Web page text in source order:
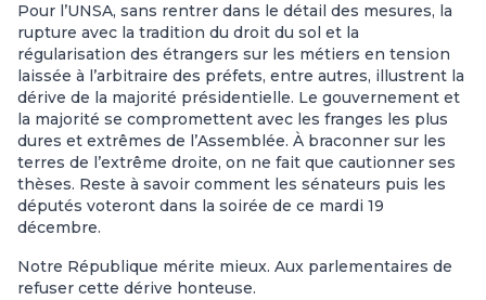
Pour l’UNSA, sans rentrer dans le détail des mesures, la
rupture avec la tradition du droit du sol et la
régularisation des étrangers sur les métiers en tension
laissée à l’arbitraire des préfets, entre autres, illustrent la
dérive de la majorité présidentielle. Le gouvernement et
la majorité se compromettent avec les franges les plus
dures et extrêmes de l’Assemblée. À braconner sur les
terres de l’extrême droite, on ne fait que cautionner ses
thèses. Reste à savoir comment les sénateurs puis les
députés voteront dans la soirée de ce mardi 19
décembre.
Notre République mérite mieux. Aux parlementaires de
refuser cette dérive honteuse.